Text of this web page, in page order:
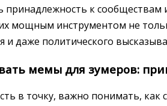
принадлежность к сообществам
мощным инструментом не
и даже политического
мемы для зумеров:
в точку, важно понимать, как